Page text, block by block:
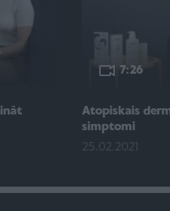
7:26
Atopiskais
simptomi
25.02.2021